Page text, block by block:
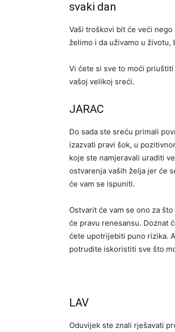
svaki dan
Vaši troškovi bit će veći
želimo i da uživamo u životu,
Vi ćete si sve to moći
vašoj velikoj sreći.
JARAC
Do sada ste sreću primali
izazvati pravi šok, u
koje ste namjeravali uraditi
ostvarenja vaših želja jer će
će vam se ispuniti.
Ostvarit će vam se ono za
će pravu renesansu. Doznat
ćete upotrijebiti puno rizika.
potrudite iskoristiti sve što
LAV
Oduvijek ste znali rješavati